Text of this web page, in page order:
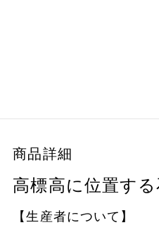
商品詳細
高標高に位置す
【生産者について】